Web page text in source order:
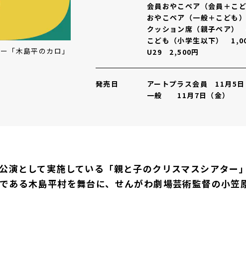
「木島平のカロ」
会員おやこペア（会員＋
おやこペア（一般＋こど
クッション席（親子ペア
こども（小学生以下）
U29 2,500円
発売日
アートプラス会員 11月5日
一般 11月7日（金）
演として実施している「親と子のクリスマスシアター」
ある木島平村を舞台に、せんがわ劇場芸術監督の小笠